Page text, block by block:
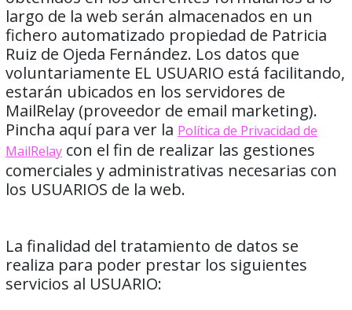
largo de la web serán almacenados en un
fichero automatizado propiedad de Patricia
Ruiz de Ojeda Fernández. Los datos que
voluntariamente EL USUARIO está facilitando,
estarán ubicados en los servidores de
MailRelay (proveedor de email marketing).
Pincha aquí para ver la Política de Privacidad de
MailRelay con el fin de realizar las gestiones
comerciales y administrativas necesarias con
los USUARIOS de la web.
La finalidad del tratamiento de datos se
realiza para poder prestar los siguientes
servicios al USUARIO: